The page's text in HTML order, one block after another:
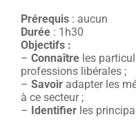
Prérequis : aucun
Durée : 1h30
Objectifs :
– Connaître les
professions libérales ;
– Savoir adapter les
à ce secteur ;
– Identifier les